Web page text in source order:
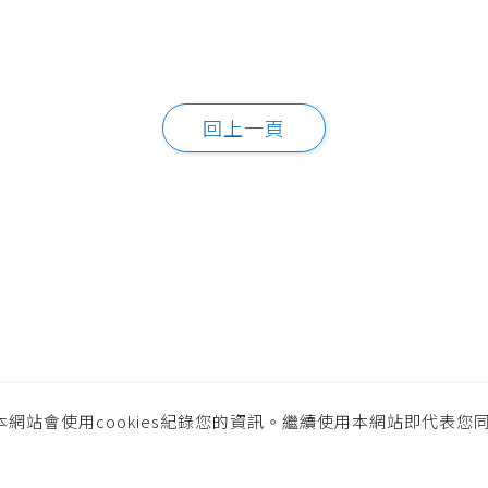
回上一頁
站會使用cookies紀錄您的資訊。繼續使用本網站即代表您